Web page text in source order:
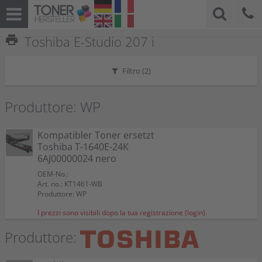
print Toshiba E-Studio 207 i
Filtro (2)
Produttore: WP
Kompatibler Toner ersetzt
Toshiba T-1640E-24K
6AJ00000024 nero
OEM-No.:
Art. no.: KT1461-WB
Produttore: WP
I prezzi sono visibili dopo la tua registrazione (login).
Produttore: